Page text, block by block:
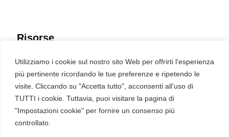
Utilizziamo i cookie sul nostro sito Web per offrirti l'esperienza
più pertinente ricordando le tue preferenze e ripetendo le
visite. Cliccando su "Accetta tutto", acconsenti all'uso di
TUTTI i cookie. Tuttavia, puoi visitare la pagina di
"Impostazioni cookie" per fornire un consenso più
controllato.
Risorse
Eventi
Fumetto Cyber
Newsletter
Servizi
Pubblicità
English
Ultime CVE critiche